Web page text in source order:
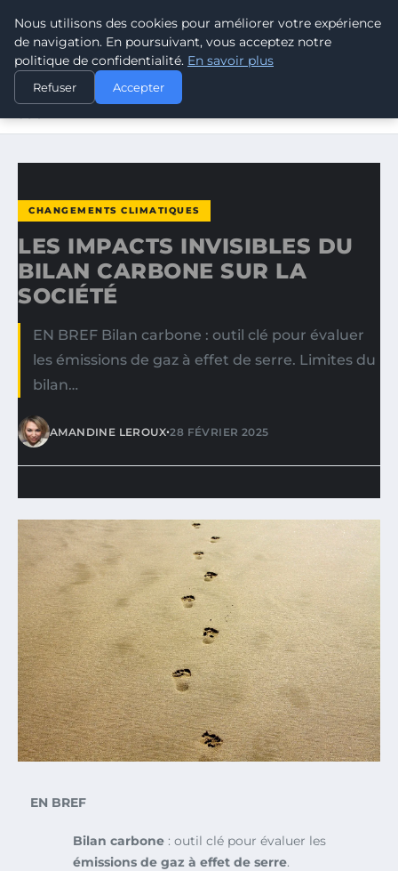
CLIMATE GUARDIAN
ACCUEIL
CHANGEMENTS CLIMATIQUES
LES IMPACTS INVISIBLES DU BILAN CARBONE SUR LA
CHANGEMENTS CLIMATIQUES
LES IMPACTS INVISIBLES DU
BILAN CARBONE SUR LA
SOCIÉTÉ
EN BREF Bilan carbone : outil clé pour évaluer
les émissions de gaz à effet de serre. Limites du
bilan…
AMANDINE LEROUX•28 FÉVRIER 2025
EN BREF
Bilan carbone : outil clé pour évaluer les
émissions de gaz à effet de serre.
Nous utilisons des cookies pour améliorer votre expérience
de navigation. En poursuivant, vous acceptez notre
politique de confidentialité. En savoir plus
Refuser Accepter